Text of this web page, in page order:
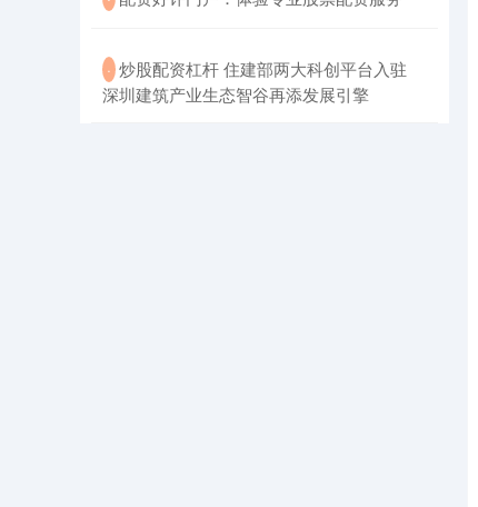
· ​炒股配资杠杆 住建部两大科创平台入驻
深圳建筑产业生态智谷再添发展引擎